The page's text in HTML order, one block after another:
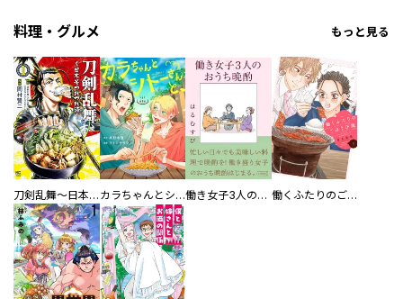
料理・グルメ もっと見る
刀剣乱舞～日本号つれづれ酒～ カラちゃんとシトーさんと、 【分冊版】 働き女子3人のおうち晩酌 働くふたりのごほうび飯